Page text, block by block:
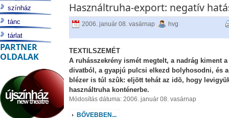
Használtruha-export: negatív
2006. január 08. vasárnap hvg
TEXTILSZEMÉT
A ruhásszekrény ismét megtelt, a nadrág kiment a
divatból, a gyapjú pulcsi elkezd bolyhosodni, és a
blézer is túl szûk: eljött tehát az idõ, hogy
használtruha konténerbe.
Módosítás dátuma: 2006. január 08. vasárnap
BŐVEBBEN...
színház
tánc
tárlat
PARTNER
OLDALAK